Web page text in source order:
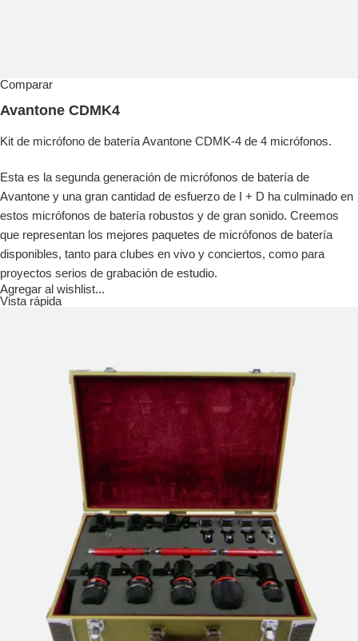
Comparar
Avantone CDMK4
Kit de micrófono de batería Avantone CDMK-4 de 4 micrófonos.
Esta es la segunda generación de micrófonos de batería de
Avantone y una gran cantidad de esfuerzo de I + D ha culminado en
estos micrófonos de batería robustos y de gran sonido. Creemos
que representan los mejores paquetes de micrófonos de batería
disponibles, tanto para clubes en vivo y conciertos, como para
proyectos serios de grabación de estudio.
Agregar al wishlist...
Vista rápida